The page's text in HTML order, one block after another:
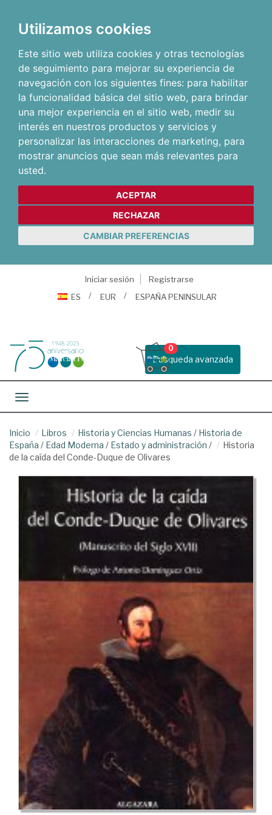
Utilizamos cookies
Este sitio web utiliza cookies y otras tecnologías
de seguimiento para mejorar su experiencia de
navegación con los siguientes fines: para habilitar
la funcionalidad básica del sitio web, para brindar
una mejor experiencia en el sitio web, medir su
interés en nuestros productos y servicios y
personalizar las interacciones de marketing, para
mostrar anuncios que sean más relevantes para
usted.
ACEPTAR
RECHAZAR
CAMBIAR PREFERENCIAS
Iniciar sesión
Registrarse
ES
EUR ESPAÑA PENINSULAR
Busqueda avanzada
0
Toggle navigation
Inicio Libros Historia y Ciencias Humanas / Historia de
España / Edad Moderna / Estado y administración /
Historia
de la caída del Conde-Duque de Olivares